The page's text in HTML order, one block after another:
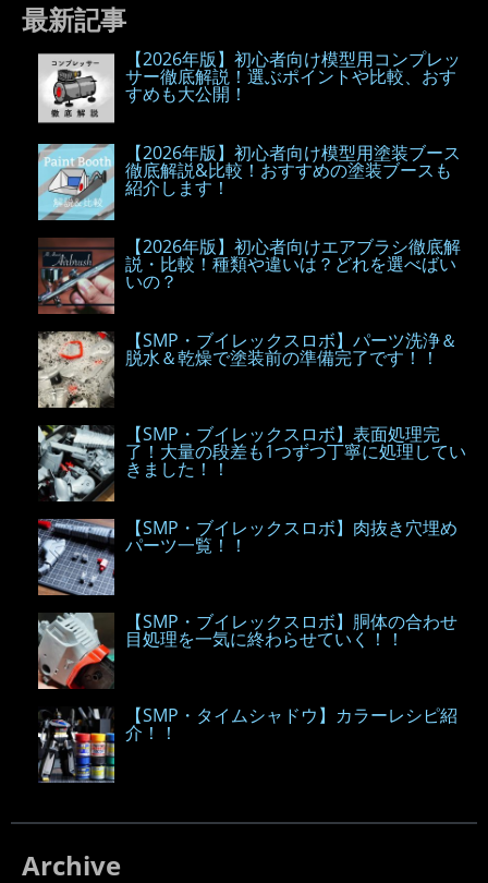
最新記事
【2026年版】初心者向け模型用コンプレッ
サー徹底解説！選ぶポイントや比較、おす
すめも大公開！
【2026年版】初心者向け模型用塗装ブース
徹底解説&比較！おすすめの塗装ブースも
紹介します！
【2026年版】初心者向けエアブラシ徹底解
説・比較！種類や違いは？どれを選べばい
いの？
【SMP・ブイレックスロボ】パーツ洗浄＆
脱水＆乾燥で塗装前の準備完了です！！
【SMP・ブイレックスロボ】表面処理完
了！大量の段差も1つずつ丁寧に処理してい
きました！！
【SMP・ブイレックスロボ】肉抜き穴埋め
パーツ一覧！！
【SMP・ブイレックスロボ】胴体の合わせ
目処理を一気に終わらせていく！！
【SMP・タイムシャドウ】カラーレシピ紹
介！！
Archive